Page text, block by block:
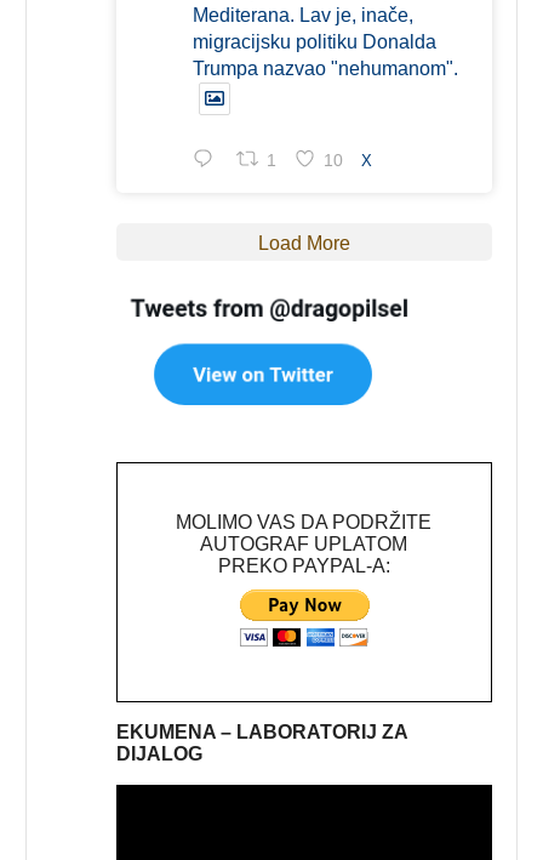
Mediterana. Lav je, inače,
migracijsku politiku Donalda
Trumpa nazvao "nehumanom".
1 10 X
Load More
MOLIMO VAS DA PODRŽITE
AUTOGRAF UPLATOM
PREKO PAYPAL-A:
EKUMENA – LABORATORIJ ZA
DIJALOG